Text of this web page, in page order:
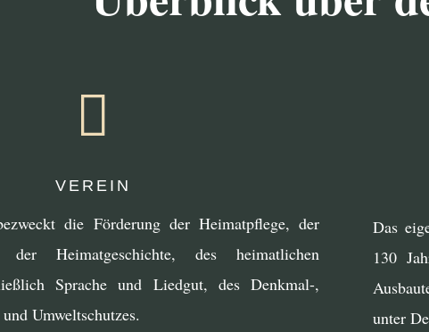

VEREIN
die Förderung der Heimatpflege, der
der Heimatgeschichte, des heimatlichen
Sprache und Liedgut, des Denkmal-,
Umweltschutzes.
Das
130
unter